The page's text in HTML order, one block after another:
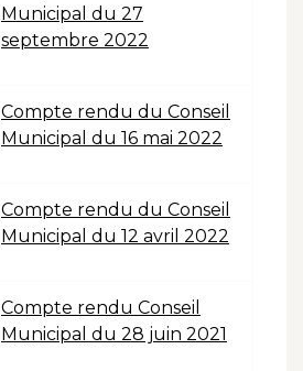
Municipal du 27
septembre 2022
Compte rendu du Conseil
Municipal du 16 mai 2022
Compte rendu du Conseil
Municipal du 12 avril 2022
Compte rendu Conseil
Municipal du 28 juin 2021